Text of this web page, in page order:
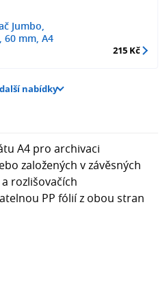
Jumbo,
60 mm, A4
215 Kč
nabídky
A4 pro archivaci
založených v závěsných
rozlišovačích
PP fólií z obou stran